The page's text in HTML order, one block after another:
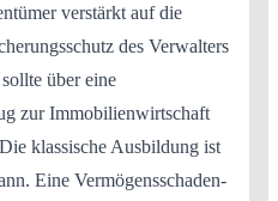
verstärkt auf die
des Verwalters
über eine
zur Immobilienwirtschaft
klassische Ausbildung ist
Eine Vermögensschaden-